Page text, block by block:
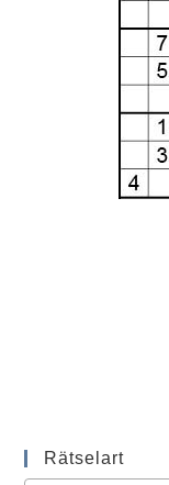
Rätselart